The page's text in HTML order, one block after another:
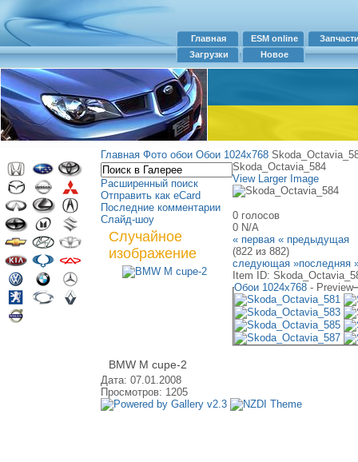
Главная ESM online
Загрузки
Новое
Главная Фото обои Обои 1024х768
Расширенный поиск
Отправить как eCard
Последние комментарии
Слайд-шоу
Случайное
изображение
BMW M cupe-2
Дата: 07.01.2008
Просмотров: 1205
Skoda_Octavia_584
View Larger Image
0 голосов
0 N/A
« первая « предыдущая
(822 из 882)
следующая »последняя
Item ID:
Обои 1024х768 - Preview